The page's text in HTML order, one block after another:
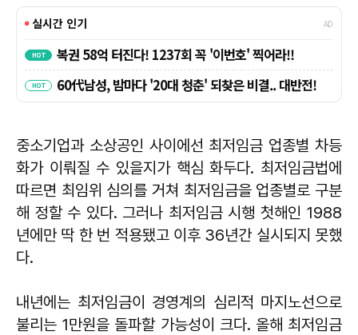
중소기업과 소상공인 사이에선 최저임금 업종별 차등
화가 이뤄질 수 있을지가 핵심 화두다. 최저임금법에
따르면 최임위 심의를 거쳐 최저임금을 업종별로 구분
해 정할 수 있다. 그러나 최저임금 시행 첫해인 1988
년에만 딱 한 번 적용됐고 이후 36년간 실시되지 못했
다.
내년에는 최저임금이 경영계의 심리적 마지노선으로
불리는 1만원을 돌파할 가능성이 크다. 올해 최저임금